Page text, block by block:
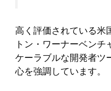
高く評価されている米
トン・ワーナーベン
ケーラブルな開発者ツ
心を強調しています。